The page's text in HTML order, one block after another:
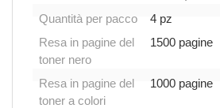
Quantità per pacco
4 pz
Resa in pagine del
toner nero
1500 pagine
Resa in pagine del
toner a colori
1000 pagine